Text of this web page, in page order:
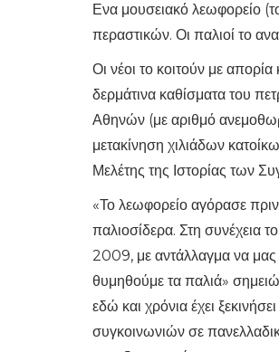
Ενα μουσειακό λεωφορείο
περαστικών. Οι παλιοί το
Οι νέοι το κοιτούν με
δερμάτινα καθίσματα του
Αθηνών (με αριθμό
μετακίνηση χιλιάδων
Μελέτης της Ιστορίας των
«Το λεωφορείο αγόρασε
παλιοσίδερα. Στη
2009, με αντάλλαγμα να μας
θυμηθούμε τα παλιά»
εδώ και χρόνια έχει
συγκοινωνιών σε